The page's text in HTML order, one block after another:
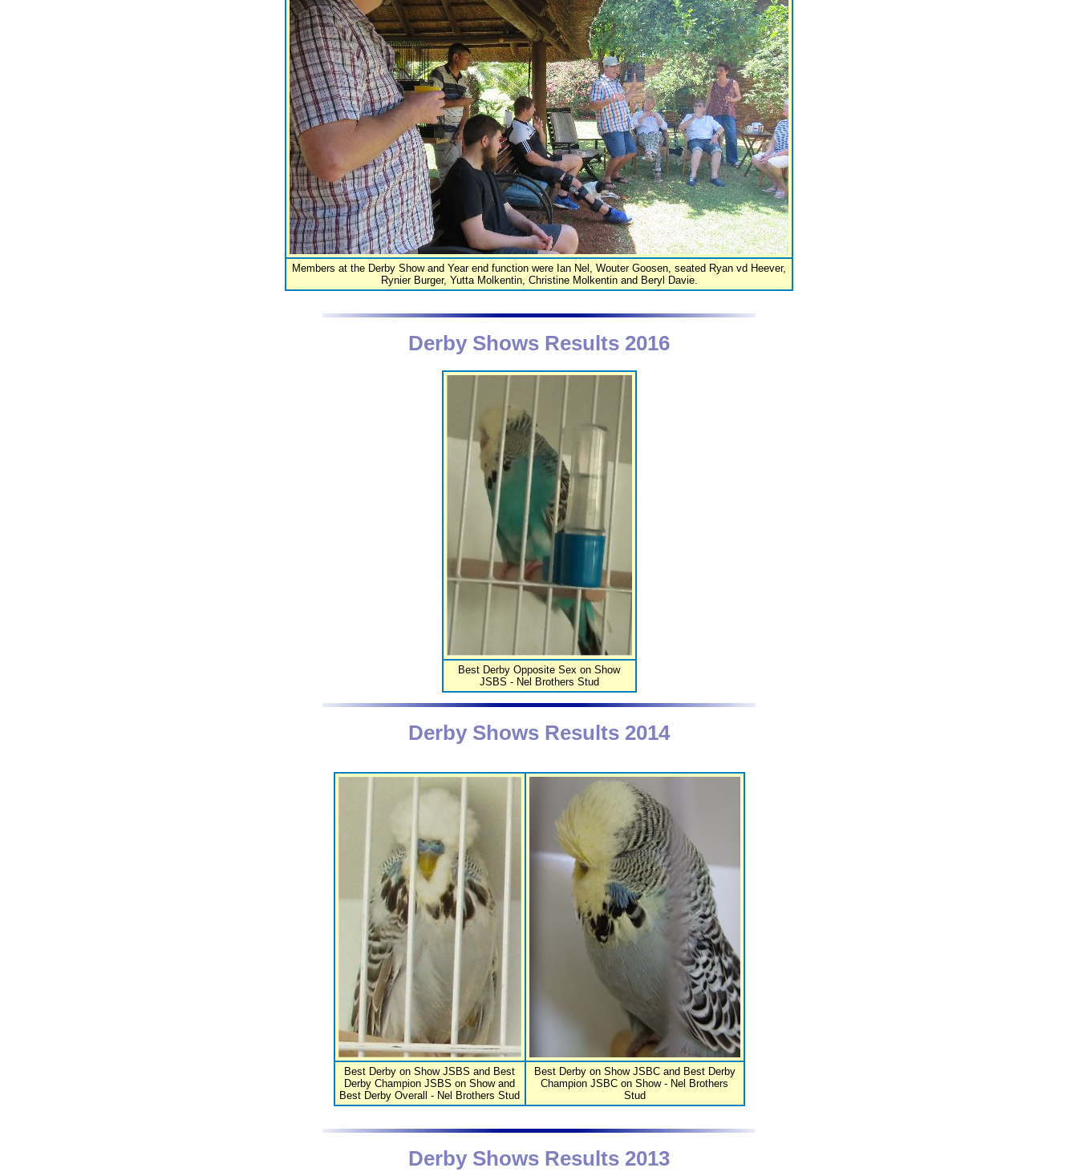
Members at the Derby Show and Year end function were Ian Nel, Wouter Goosen, seated Ryan vd Heever,
Rynier Burger, Yutta Molkentin, Christine Molkentin and Beryl Davie.
Derby Shows Results 2016
Best Derby Opposite Sex on Show
JSBS - Nel Brothers Stud
Derby Shows Results 2014
Best Derby on Show JSBS and Best
Derby Champion JSBS on Show and
Best Derby Overall - Nel Brothers Stud
Best Derby on Show JSBC and Best Derby
Champion JSBC on Show - Nel Brothers
Stud
Derby Shows Results 2013